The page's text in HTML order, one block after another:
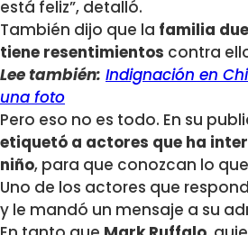
está feliz”, detalló.
También dijo que la familia
tiene resentimientos contra
Lee también: Indignación en
una foto
Pero eso no es todo. En su
etiquetó a actores que ha
niño, para que conozcan lo
Uno de los actores que
y le mandó un mensaje a su